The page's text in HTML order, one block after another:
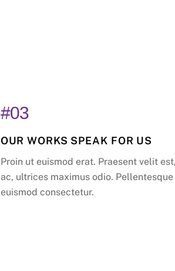
#03
OUR WORKS SPEAK FOR US
Proin ut euismod erat. Praesent velit
ac, ultrices maximus odio.
euismod consectetur.